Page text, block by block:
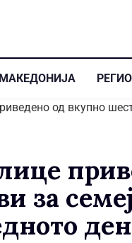
МАКЕДОНИЈА
за